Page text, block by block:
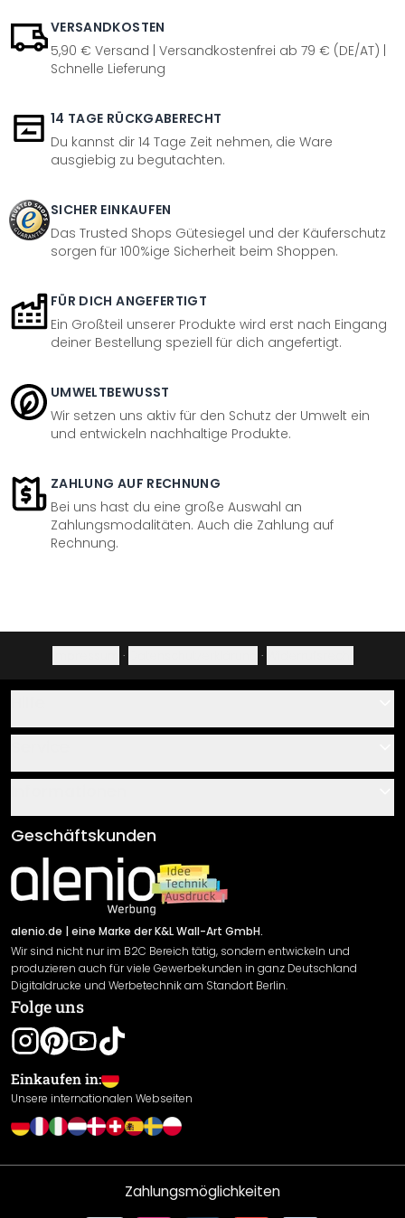
VERSANDKOSTEN
5,90 € Versand | Versandkostenfrei ab 79 € (DE/AT) |
Schnelle Lieferung
14 TAGE RÜCKGABERECHT
Du kannst dir 14 Tage Zeit nehmen, die Ware
ausgiebig zu begutachten.
SICHER EINKAUFEN
Das Trusted Shops Gütesiegel und der Käuferschutz
sorgen für 100%ige Sicherheit beim Shoppen.
FÜR DICH ANGEFERTIGT
Ein Großteil unserer Produkte wird erst nach Eingang
deiner Bestellung speziell für dich angefertigt.
UMWELTBEWUSST
Wir setzen uns aktiv für den Schutz der Umwelt ein
und entwickeln nachhaltige Produkte.
ZAHLUNG AUF RECHNUNG
Bei uns hast du eine große Auswahl an
Zahlungsmodalitäten. Auch die Zahlung auf
Rechnung.
· ·
Über uns
Klebe- und Montageanleitungen
Newsletter An-/Abmeldung
Sendungsverfolgung
AGB
Impressum
Versand & Zahlung
Rücksendung
Widerrufsrecht
Datenschutzerklärung
Gewährleistung
Leistungserklärung / CE-Zeichen
Cookie Einstellungen
Geschäftskunden
alenio.de | eine Marke der K&L Wall-Art GmbH.
Wir sind nicht nur im B2C Bereich tätig, sondern entwickeln und
produzieren auch für viele Gewerbekunden in ganz Deutschland
Digitaldrucke und Werbetechnik am Standort Berlin.
Folge uns
Einkaufen in:
Unsere internationalen Webseiten
Zahlungsmöglichkeiten